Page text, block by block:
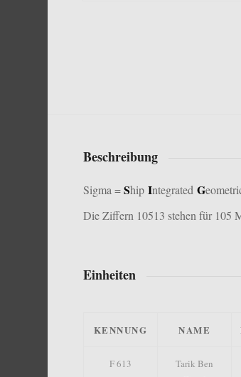
Beschreibung
Sigma =ShipIntegratedG
Die Ziffern 10513 stehen für 105
Einheiten
KENNUNG NAME
F 613
Tarik Ben